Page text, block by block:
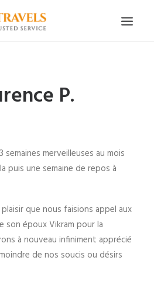
P.
semaines merveilleuses au mois
puis une semaine de repos à
que nous faisions appel aux
son époux Vikram pour la
à nouveau infiniment apprécié
de nos soucis ou désirs